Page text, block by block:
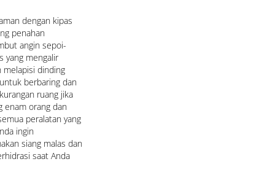
dengan kipas
penahan
angin sepoi-
yang mengalir
melapisi dinding
berbaring dan
ruang jika
enam orang dan
peralatan yang
ingin
siang malas dan
saat Anda